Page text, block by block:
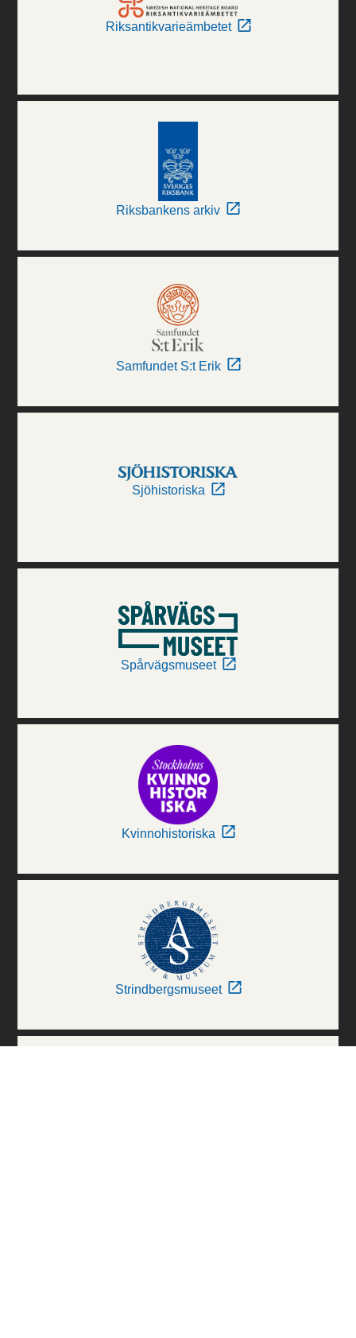
Riksantikvarieämbetet
Riksbankens arkiv
Samfundet S:t Erik
Sjöhistoriska
Spårvägsmuseet
Kvinnohistoriska
Strindbergsmuseet